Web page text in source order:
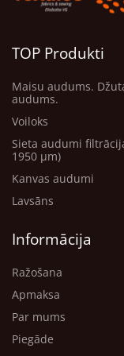
· Blīvums
· Platums
Viegls audums
formēšanai,
·
·
TOP Produkti
Maisu audums.
audums.
Voiloks
Sieta audumi
1950 μm)
Kanvas audumi
Lavsāns
Informācija
Ražošana
Apmaksa
Par mums
Piegāde